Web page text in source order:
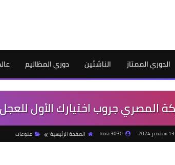
الرئيسية
الدوري الممتاز الناشئين دوري المظاليم
المصري جروب اختيارك الأول
kora 3030 الصفحة الرئيسية منوعات